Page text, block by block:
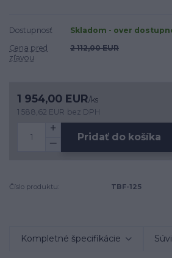
Dostupnosť
Skladom - over
Cena pred
zľavou
2 112,00 EUR
1 954,00 EUR/ks
1 588,62 EUR bez DPH
Pridať do košíka
Číslo produktu: TBF-125
Kompletné špecifikácie